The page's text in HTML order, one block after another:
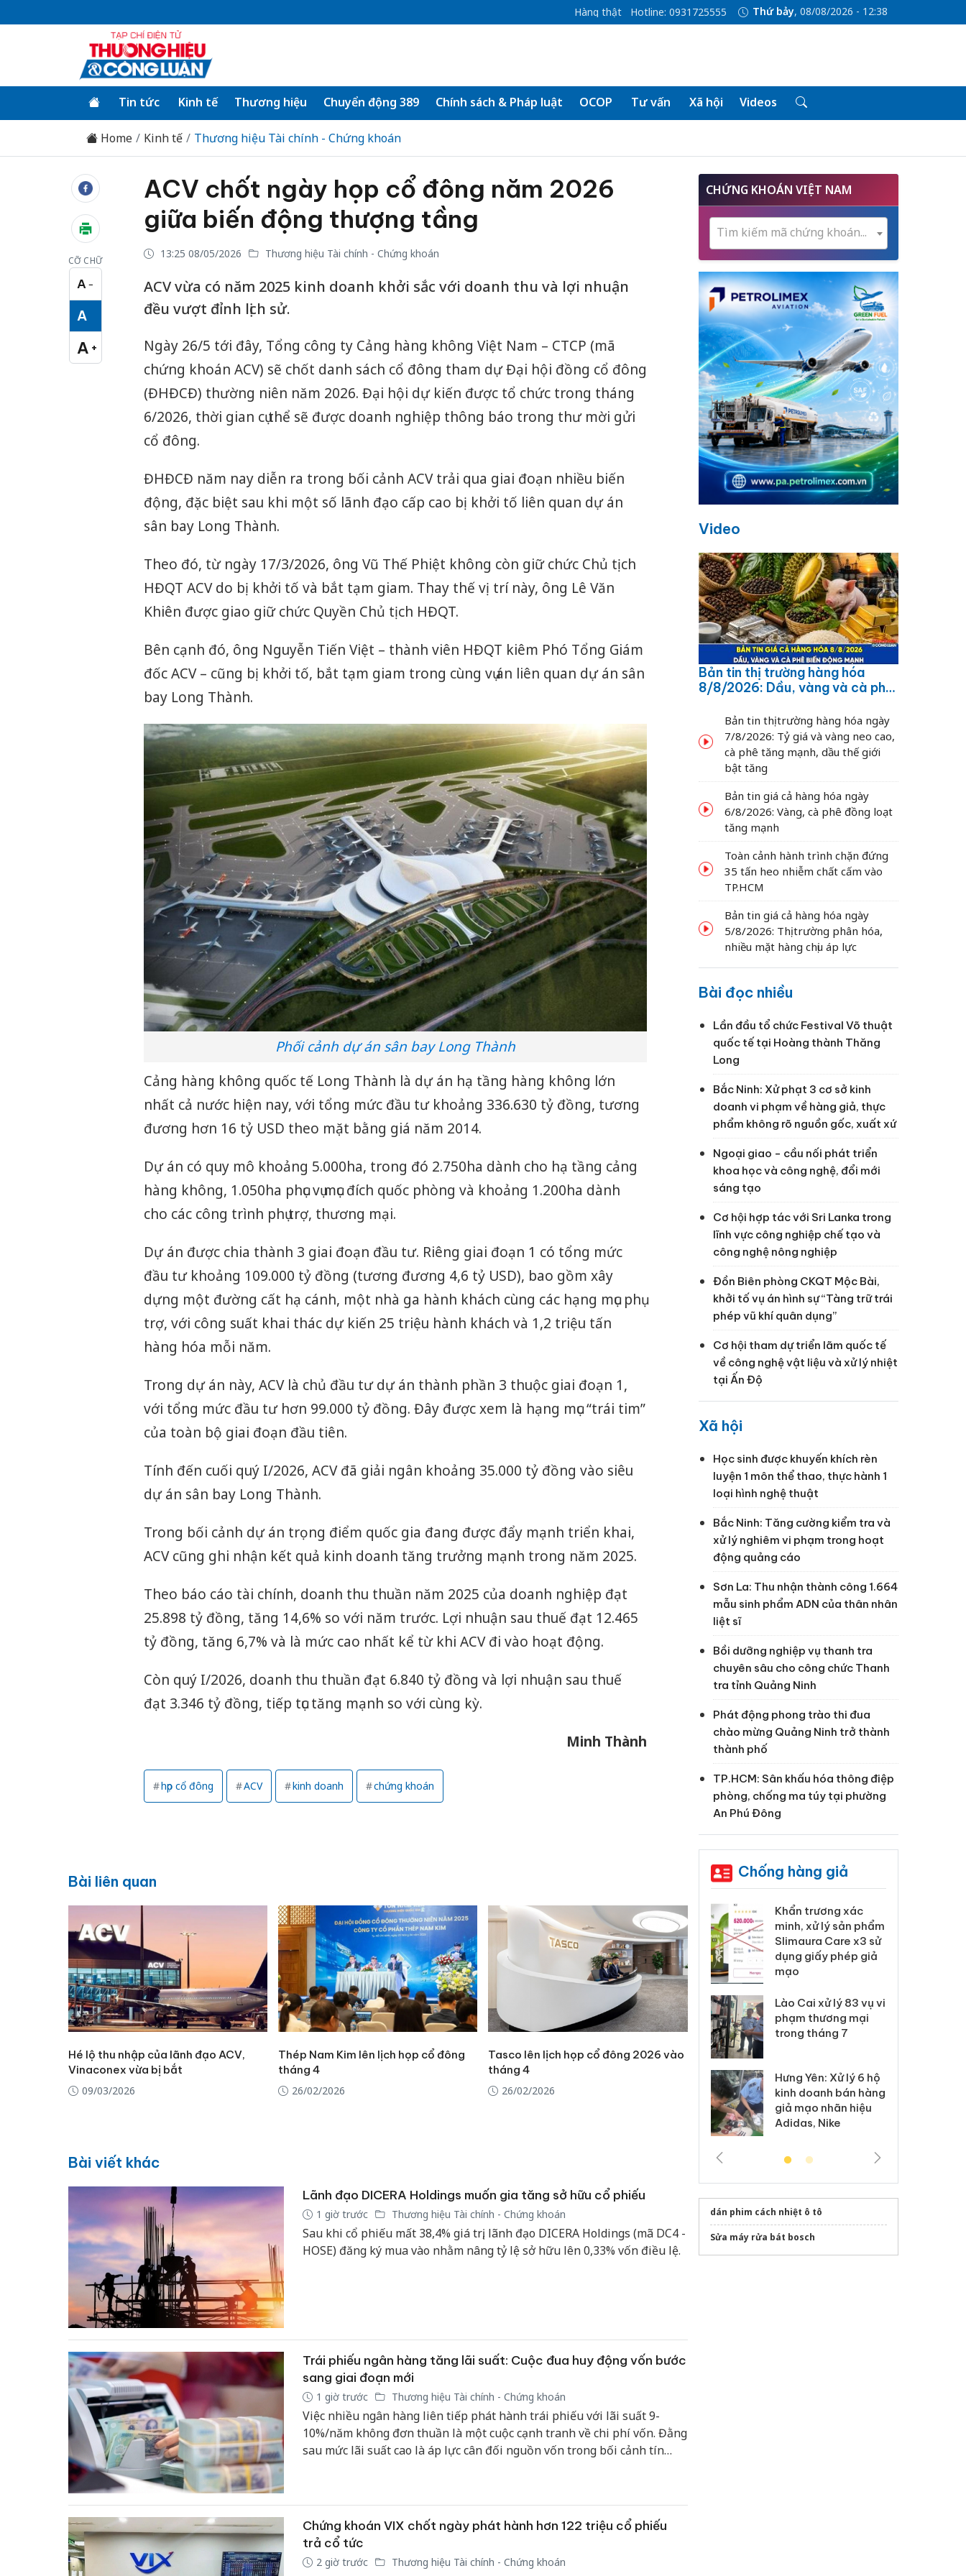
Hàng thật Hotline: 0931725555 Thứ bảy, 08/08/2026 - 12:38
Tin tức Kinh tế Thương hiệu Chuyển động 389 Chính sách & Pháp luật OCOP Tư vấn Xã hội Videos
Home Kinh tế Thương hiệu Tài chính - Chứng khoán
CỠ CHỮ
A −
Cỡ chữ nhỏ
A
Cỡ chữ vừa
A +
Cỡ chữ lớn
ACV chốt ngày họp cổ đông năm 2026
giữa biến động thượng tầng
13:25 08/05/2026 Thương hiệu Tài chính - Chứng khoán
ACV vừa có năm 2025 kinh doanh khởi sắc với doanh thu và lợi nhuận
đều vượt đỉnh lịch sử.
Ngày 26/5 tới đây, Tổng công ty Cảng hàng không Việt Nam – CTCP (mã
chứng khoán ACV) sẽ chốt danh sách cổ đông tham dự Đại hội đồng cổ đông
(ĐHĐCĐ) thường niên năm 2026. Đại hội dự kiến được tổ chức trong tháng
6/2026, thời gian cụ thể sẽ được doanh nghiệp thông báo trong thư mời gửi
cổ đông.
ĐHĐCĐ năm nay diễn ra trong bối cảnh ACV trải qua giai đoạn nhiều biến
động, đặc biệt sau khi một số lãnh đạo cấp cao bị khởi tố liên quan dự án
sân bay Long Thành.
Theo đó, từ ngày 17/3/2026, ông Vũ Thế Phiệt không còn giữ chức Chủ tịch
HĐQT ACV do bị khởi tố và bắt tạm giam. Thay thế vị trí này, ông Lê Văn
Khiên được giao giữ chức Quyền Chủ tịch HĐQT.
Bên cạnh đó, ông Nguyễn Tiến Việt – thành viên HĐQT kiêm Phó Tổng Giám
đốc ACV – cũng bị khởi tố, bắt tạm giam trong cùng vụ án liên quan dự án sân
bay Long Thành.
Phối cảnh dự án sân bay Long Thành
Cảng hàng không quốc tế Long Thành là dự án hạ tầng hàng không lớn
nhất cả nước hiện nay, với tổng mức đầu tư khoảng 336.630 tỷ đồng, tương
đương hơn 16 tỷ USD theo mặt bằng giá năm 2014.
Dự án có quy mô khoảng 5.000ha, trong đó 2.750ha dành cho hạ tầng cảng
hàng không, 1.050ha phục vụ mục đích quốc phòng và khoảng 1.200ha dành
cho các công trình phụ trợ, thương mại.
Dự án được chia thành 3 giai đoạn đầu tư. Riêng giai đoạn 1 có tổng mức
đầu tư khoảng 109.000 tỷ đồng (tương đương 4,6 tỷ USD), bao gồm xây
dựng một đường cất hạ cánh, một nhà ga hành khách cùng các hạng mục phụ
trợ, với công suất khai thác dự kiến 25 triệu hành khách và 1,2 triệu tấn
hàng hóa mỗi năm.
Trong dự án này, ACV là chủ đầu tư dự án thành phần 3 thuộc giai đoạn 1,
với tổng mức đầu tư hơn 99.000 tỷ đồng. Đây được xem là hạng mục “trái tim”
của toàn bộ giai đoạn đầu tiên.
Tính đến cuối quý I/2026, ACV đã giải ngân khoảng 35.000 tỷ đồng vào siêu
dự án sân bay Long Thành.
Trong bối cảnh dự án trọng điểm quốc gia đang được đẩy mạnh triển khai,
ACV cũng ghi nhận kết quả kinh doanh tăng trưởng mạnh trong năm 2025.
Theo báo cáo tài chính, doanh thu thuần năm 2025 của doanh nghiệp đạt
25.898 tỷ đồng, tăng 14,6% so với năm trước. Lợi nhuận sau thuế đạt 12.465
tỷ đồng, tăng 6,7% và là mức cao nhất kể từ khi ACV đi vào hoạt động.
Còn quý I/2026, doanh thu thuần đạt 6.840 tỷ đồng và lợi nhuận sau thuế
đạt 3.346 tỷ đồng, tiếp tục tăng mạnh so với cùng kỳ.
Minh Thành
họp cổ đông ACV kinh doanh chứng khoán
Bài liên quan
Hé lộ thu nhập của lãnh đạo ACV,
Vinaconex vừa bị bắt
09/03/2026
Thép Nam Kim lên lịch họp cổ đông
tháng 4
26/02/2026
Tasco lên lịch họp cổ đông 2026 vào
tháng 4
26/02/2026
Bài viết khác
Lãnh đạo DICERA Holdings muốn gia tăng sở hữu cổ phiếu
1 giờ trước Thương hiệu Tài chính - Chứng khoán
Sau khi cổ phiếu mất 38,4% giá trị, lãnh đạo DICERA Holdings (mã DC4 -
HOSE) đăng ký mua vào nhằm nâng tỷ lệ sở hữu lên 0,33% vốn điều lệ.
Trái phiếu ngân hàng tăng lãi suất: Cuộc đua huy động vốn bước
sang giai đoạn mới
1 giờ trước Thương hiệu Tài chính - Chứng khoán
Việc nhiều ngân hàng liên tiếp phát hành trái phiếu với lãi suất 9-
10%/năm không đơn thuần là một cuộc cạnh tranh về chi phí vốn. Đằng
sau mức lãi suất cao là áp lực cân đối nguồn vốn trong bối cảnh tín
Chứng khoán VIX chốt ngày phát hành hơn 122 triệu cổ phiếu
trả cổ tức
2 giờ trước Thương hiệu Tài chính - Chứng khoán
CHỨNG KHOÁN VIỆT NAM
Tìm kiếm mã chứng khoán...
Video
Bản tin thị trường hàng hóa
8/8/2026: Dầu, vàng và cà phê
Bản tin thị trường hàng hóa ngày
7/8/2026: Tỷ giá và vàng neo cao,
cà phê tăng mạnh, dầu thế giới
bật tăng
Bản tin giá cả hàng hóa ngày
6/8/2026: Vàng, cà phê đồng loạt
tăng mạnh
Toàn cảnh hành trình chặn đứng
35 tấn heo nhiễm chất cấm vào
TP.HCM
Bản tin giá cả hàng hóa ngày
5/8/2026: Thị trường phân hóa,
nhiều mặt hàng chịu áp lực
Bài đọc nhiều
Lần đầu tổ chức Festival Võ thuật
quốc tế tại Hoàng thành Thăng
Long
Bắc Ninh: Xử phạt 3 cơ sở kinh
doanh vi phạm về hàng giả, thực
phẩm không rõ nguồn gốc, xuất xứ
Ngoại giao - cầu nối phát triển
khoa học và công nghệ, đổi mới
sáng tạo
Cơ hội hợp tác với Sri Lanka trong
lĩnh vực công nghiệp chế tạo và
công nghệ nông nghiệp
Đồn Biên phòng CKQT Mộc Bài,
khởi tố vụ án hình sự “Tàng trữ trái
phép vũ khí quân dụng”
Cơ hội tham dự triển lãm quốc tế
về công nghệ vật liệu và xử lý nhiệt
tại Ấn Độ
Xã hội
Học sinh được khuyến khích rèn
luyện 1 môn thể thao, thực hành 1
loại hình nghệ thuật
Bắc Ninh: Tăng cường kiểm tra và
xử lý nghiêm vi phạm trong hoạt
động quảng cáo
Sơn La: Thu nhận thành công 1.664
mẫu sinh phẩm ADN của thân nhân
liệt sĩ
Bồi dưỡng nghiệp vụ thanh tra
chuyên sâu cho công chức Thanh
tra tỉnh Quảng Ninh
Phát động phong trào thi đua
chào mừng Quảng Ninh trở thành
thành phố
TP.HCM: Sân khấu hóa thông điệp
phòng, chống ma túy tại phường
An Phú Đông
Chống hàng giả
Cà Mau: Tiêu hủy
công khai hàng ngàn
sản phẩm nhập lậu,
bảo vệ môi trường
kinh doanh
Công an Thanh Hóa
tìm bị hại trong vụ
án sản xuất, buôn
bán yến sào giả
Khẩn trương xác
minh, xử lý sản phẩm
Slimaura Care x3 sử
dụng giấy phép giả
mạo
Lào Cai xử lý 83 vụ vi
phạm thương mại
trong tháng 7
Hưng Yên: Xử lý 6 hộ
kinh doanh bán hàng
giả mạo nhãn hiệu
Adidas, Nike
dán phim cách nhiệt ô tô
Sửa máy rửa bát bosch